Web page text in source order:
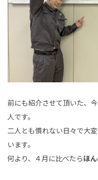
前にも紹介させて頂いた、
人です。
二人とも慣れない日々で大
います。
何より、４月に比べたらほ
お問い合わせ